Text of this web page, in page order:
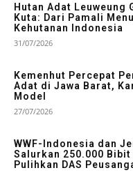
Hutan Adat Leuweung
Kuta: Dari Pamali
Kehutanan Indonesia
31/07/2026
Kemenhut Percepat
Adat di Jawa Barat,
Model
27/07/2026
WWF-Indonesia dan
Salurkan 250.000
Pulihkan DAS